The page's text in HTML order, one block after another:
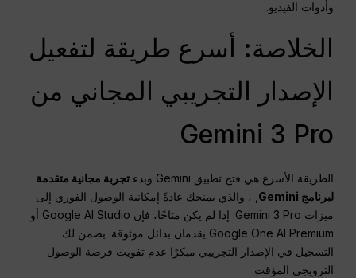
وأدوات الفيديو.
الخلاصة: أسرع طريقة لتفعيل
الإصدار التجريبي المجاني من
Gemini 3 Pro
الطريقة الأسرع هي فتح تطبيق Gemini وبدء
تجربة مجانية متقدمة
لبرنامج Gemini
, ، والذي يمنحك عادةً إمكانية الوصول الفوري إلى
ميزات Gemini 3 Pro. إذا لم يكن متاحًا، فإن Google AI Studio أو
Google One AI Premium يقدمان بدائل موثوقة. يضمن لك
التسجيل في الإصدار التجريبي مبكرًا عدم تفويت فرصة الوصول
الترويجي المؤقت.